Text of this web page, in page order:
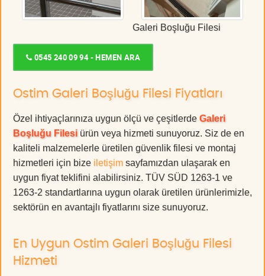
Galeri Boşluğu Filesi
0545 240 09 94 - HEMEN ARA
Ostim Galeri Boşluğu Filesi Fiyatları
Özel ihtiyaçlarınıza uygun ölçü ve çeşitlerde Galeri
Boşluğu Filesi ürün veya hizmeti sunuyoruz. Siz de en
kaliteli malzemelerle üretilen güvenlik filesi ve montaj
hizmetleri için bize iletişim sayfamızdan ulaşarak en
uygun fiyat teklifini alabilirsiniz. TÜV SÜD 1263-1 ve
1263-2 standartlarına uygun olarak üretilen ürünlerimizle,
sektörün en avantajlı fiyatlarını size sunuyoruz.
En Uygun Ostim Galeri Boşluğu Filesi
Hizmeti